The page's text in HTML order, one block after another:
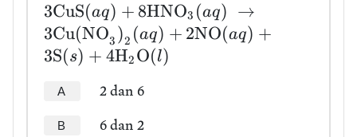
3CuS(aq) + 8HNO3 (aq) →
3Cu(NO3 )2 (aq) + 2NO(aq) +
3S(s) + 4H2 O(l)
A 2 dan 6
B 6 dan 2